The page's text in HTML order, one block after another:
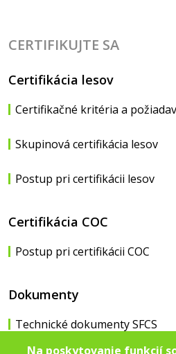
CERTIFIKUJTE SA
Certifikácia lesov
Certifikačné kritéria a
Skupinová certifikácia lesov
Postup pri certifikácii lesov
Certifikácia COC
Postup pri certifikácii COC
Dokumenty
Technické dokumenty SFCS
Na poskytovanie funkcií